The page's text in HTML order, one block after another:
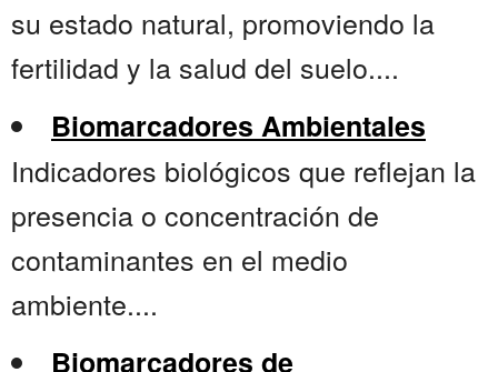
su estado natural, promoviendo la
fertilidad y la salud del suelo....
Biomarcadores Ambientales
Indicadores biológicos que reflejan la
presencia o concentración de
contaminantes en el medio
ambiente....
Biomarcadores de